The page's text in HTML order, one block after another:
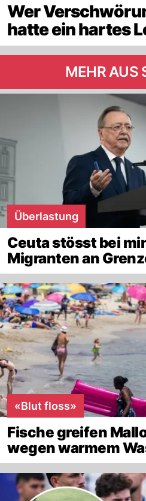
Wer
hatte ein hartes
MEHR AUS
Überlastung
Ceuta stösst bei
Migranten an
«Blut floss»
Fische greifen
wegen warmem